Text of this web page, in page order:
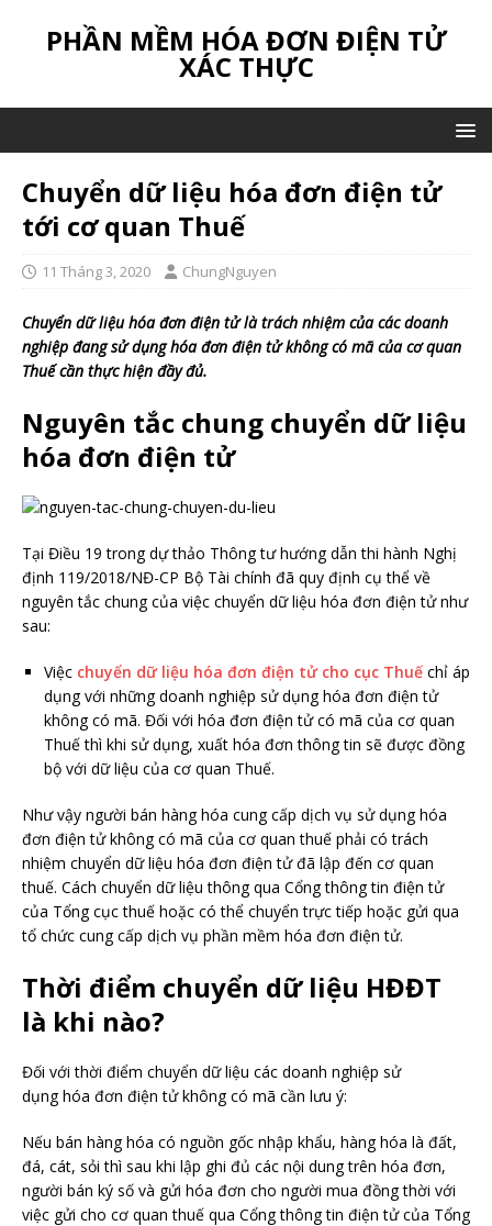
PHẦN MỀM HÓA ĐƠN ĐIỆN TỬ
XÁC THỰC
Chuyển dữ liệu hóa đơn điện tử
tới cơ quan Thuế
11 Tháng 3, 2020 ChungNguyen
Chuyển dữ liệu hóa đơn điện tử là trách nhiệm của các doanh
nghiệp đang sử dụng hóa đơn điện tử không có mã của cơ quan
Thuế cần thực hiện đầy đủ.
Nguyên tắc chung chuyển dữ liệu
hóa đơn điện tử
Tại Điều 19 trong dự thảo Thông tư hướng dẫn thi hành Nghị
định 119/2018/NĐ-CP Bộ Tài chính đã quy định cụ thể về
nguyên tắc chung của việc chuyển dữ liệu hóa đơn điện tử như
sau:
Việc chuyển dữ liệu hóa đơn điện tử cho cục Thuế chỉ áp
dụng với những doanh nghiệp sử dụng hóa đơn điện tử
không có mã. Đối với hóa đơn điện tử có mã của cơ quan
Thuế thì khi sử dụng, xuất hóa đơn thông tin sẽ được đồng
bộ với dữ liệu của cơ quan Thuế.
Như vậy người bán hàng hóa cung cấp dịch vụ sử dụng hóa
đơn điện tử không có mã của cơ quan thuế phải có trách
nhiệm chuyển dữ liệu hóa đơn điện tử đã lập đến cơ quan
thuế. Cách chuyển dữ liệu thông qua Cổng thông tin điện tử
của Tổng cục thuế hoặc có thể chuyển trực tiếp hoặc gửi qua
tổ chức cung cấp dịch vụ phần mềm hóa đơn điện tử.
Thời điểm chuyển dữ liệu HĐĐT
là khi nào?
Đối với thời điểm chuyển dữ liệu các doanh nghiệp sử
dụng hóa đơn điện tử không có mã cần lưu ý:
Nếu bán hàng hóa có nguồn gốc nhập khẩu, hàng hóa là đất,
đá, cát, sỏi thì sau khi lập ghi đủ các nội dung trên hóa đơn,
người bán ký số và gửi hóa đơn cho người mua đồng thời với
việc gửi cho cơ quan thuế qua Cổng thông tin điện tử của Tổng